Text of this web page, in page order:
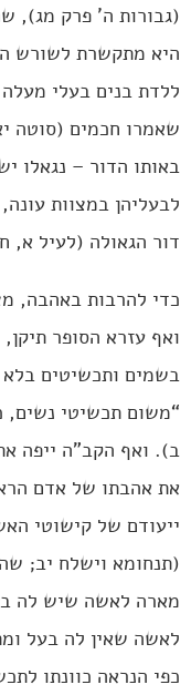
(גבורות ה’ פרק
היא מתקשרת לשורש
ללדת בנים בעלי מעלה
שאמרו חכמים (סוטה
באותו הדור – נגאלו
לבעליהן במצוות
דור הגאולה (לעיל א,
כדי להרבות באהבה,
ואף עזרא הסופר
בשמים ותכשיטים בלא
“משום תכשיטי נשים,
ב). ואף הקב”ה ייפה
את אהבתו של אדם
ייעודם של קישוטי
(תנחומא וישלח יב;
מארה לאשה שיש לה
לאשה שאין לה בעל
כפי הנראה כוונתו